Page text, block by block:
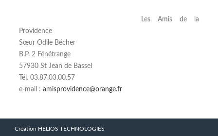
Les Amis de la
Providence
Sœur Odile Bécher
B.P. 2 Fénétrange
57930 St Jean de Bassel
Tél. 03.87.03.00.57
e-mail : amisprovidence@orange.fr
Création HELIOS TECHNOLOGIES